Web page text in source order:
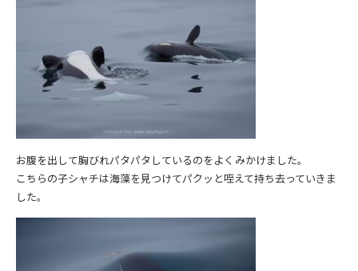
お腹を出して胸びれパタパタしているのをよくみかけました。
こちらの子シャチは海藻を見つけてパクッと咥えて持ち去っていきま
した。